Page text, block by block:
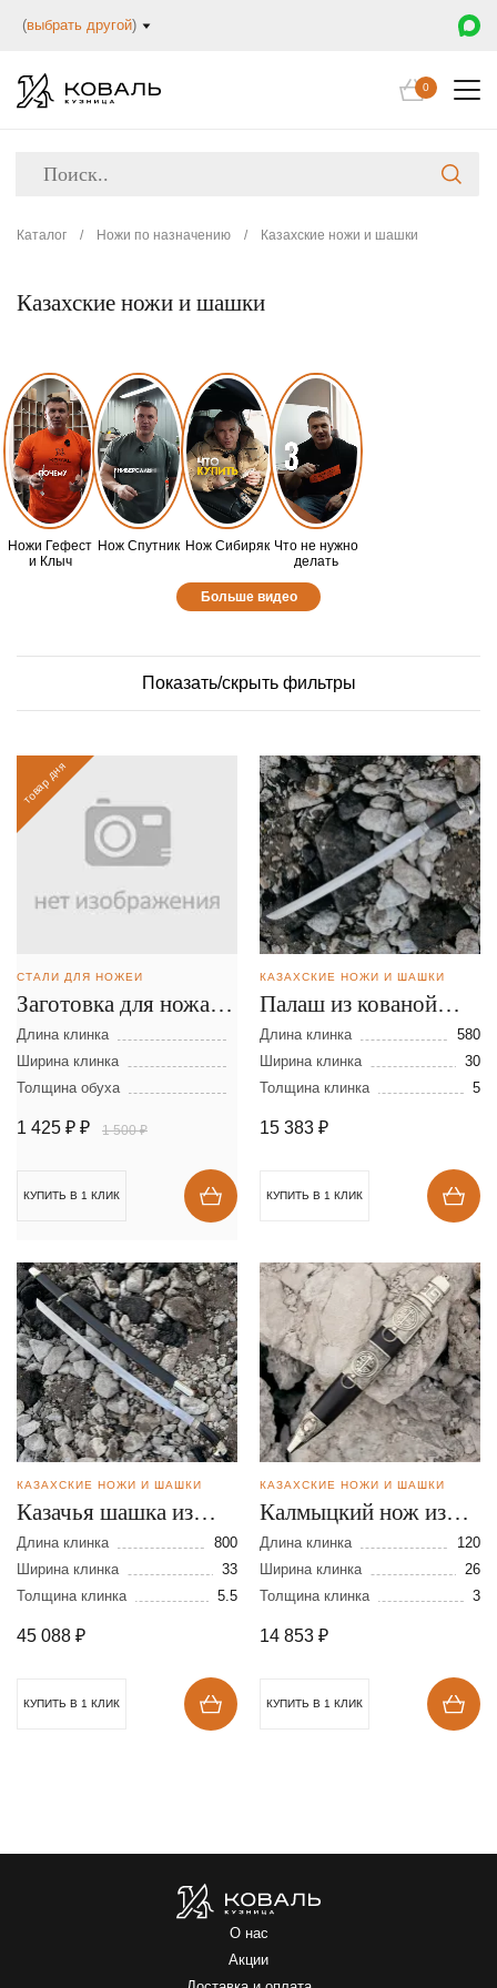
(выбрать другой)
0
Каталог / Ножи по назначению / Казахские ножи и шашки
Казахские ножи и шашки
Ножи Гефест
и Клыч
Нож Спутник Нож Сибиряк Что не нужно
делать
Больше видео
Показать/скрыть фильтры
товар дня
СТАЛИ ДЛЯ НОЖЕЙ
Заготовка для ножа из
стали D-2 размеры:
300х40х2,5 мм
Длина клинка
Ширина клинка
Толщина обуха
1 425 ₽ ₽ 1 500 ₽
КУПИТЬ В 1 КЛИК
КАЗАХСКИЕ НОЖИ И ШАШКИ
Палаш из кованой
стали 95Х18
Длина клинка
580
Ширина клинка
30
Толщина клинка
5
15 383 ₽
КУПИТЬ В 1 КЛИК
КАЗАХСКИЕ НОЖИ И ШАШКИ
Казачья шашка из
стали 95Х18
Длина клинка
800
Ширина клинка
33
Толщина клинка
5.5
45 088 ₽
КУПИТЬ В 1 КЛИК
КАЗАХСКИЕ НОЖИ И ШАШКИ
Калмыцкий нож из
стали 95Х18
Длина клинка
120
Ширина клинка
26
Толщина клинка
3
14 853 ₽
КУПИТЬ В 1 КЛИК
О нас
Акции